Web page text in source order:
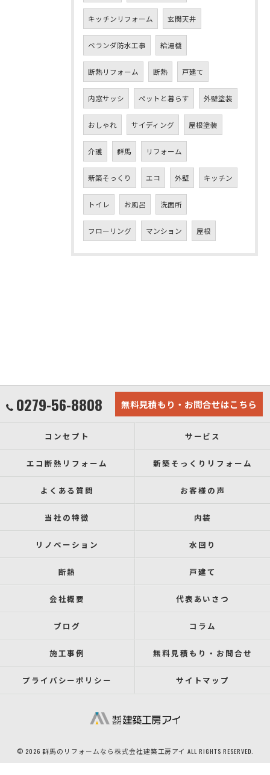
キッチンリフォーム 玄関天井
ベランダ防水工事 給湯機
断熱リフォーム 断熱 戸建て
内窓サッシ ペットと暮らす 外壁塗装
おしゃれ サイディング 屋根塗装
介護 群馬 リフォーム
新築そっくり エコ 外壁 キッチン
トイレ お風呂 洗面所
フローリング マンション 屋根
0279-56-8808 無料見積もり・お問合せはこちら
コンセプト サービス
エコ断熱リフォーム 新築そっくりリフォーム
よくある質問 お客様の声
当社の特徴 内装
リノベーション 水回り
断熱 戸建て
会社概要 代表あいさつ
ブログ コラム
施工事例 無料見積もり・お問合せ
プライバシーポリシー サイトマップ
© 2026 群馬のリフォームなら株式会社建築工房アイ ALL RIGHTS RESERVED.